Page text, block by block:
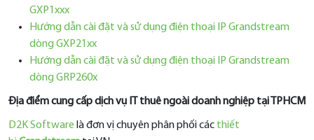
GXP1xxx
Hướng dẫn cài đặt và sử dụng điện thoại IP Grandstream
dòng GXP21xx
Hướng dẫn cài đặt và sử dụng điện thoại IP Grandstream
dòng GRP260x
Địa điểm cung cấp dịch vụ IT thuê ngoài doanh nghiệp tại TPHCM
D2K Software là đơn vị chuyên phân phối các thiết